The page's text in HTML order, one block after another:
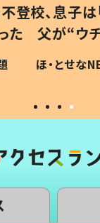
登校、息子は
った 父が“ウ
る理由とは #
ほ・とせな